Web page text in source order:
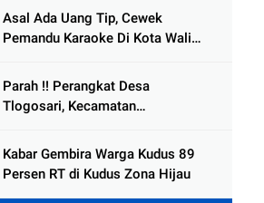
Tlogowungu, di Duga
Selewengkan Bantuan Mushola
Asal Ada Uang Tip, Cewek
Pemandu Karaoke Di Kota Wali
Parah !! Perangkat Desa
Tlogosari, Kecamatan
Rumah dari BAZNAS
Kabar Gembira Warga Kudus 89
Persen RT di Kudus Zona Hijau